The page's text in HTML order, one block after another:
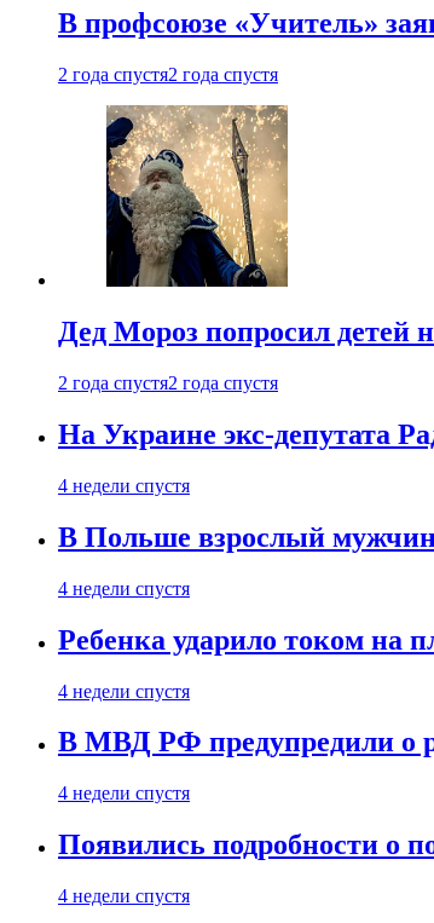
В профсоюзе «Учитель»
2 года спустя2 года спустя
Дед Мороз попросил детей
2 года спустя2 года спустя
На Украине экс-депутата
4 недели спустя
В Польше взрослый
4 недели спустя
Ребенка ударило током на
4 недели спустя
В МВД РФ предупредили о
4 недели спустя
Появились подробности о
4 недели спустя